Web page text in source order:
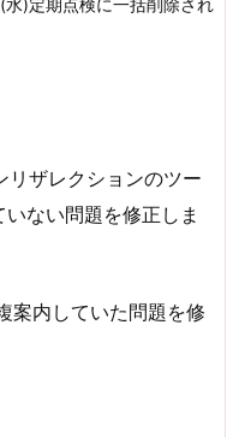
)定期点検に一括削除され
リザレクションのツー
ない問題を修正しま
案内していた問題を修